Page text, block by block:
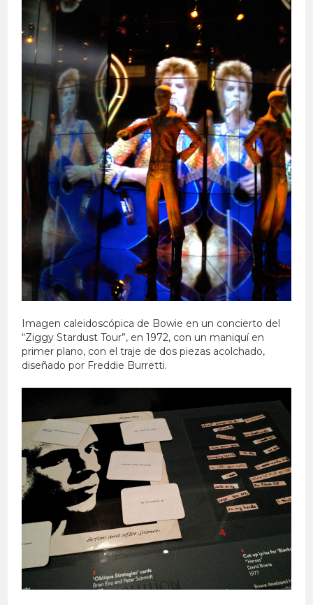
Imagen caleidoscópica de Bowie en un concierto del
“Ziggy Stardust Tour”, en 1972, con un maniquí en
primer plano, con el traje de dos piezas acolchado,
diseñado por Freddie Burretti.